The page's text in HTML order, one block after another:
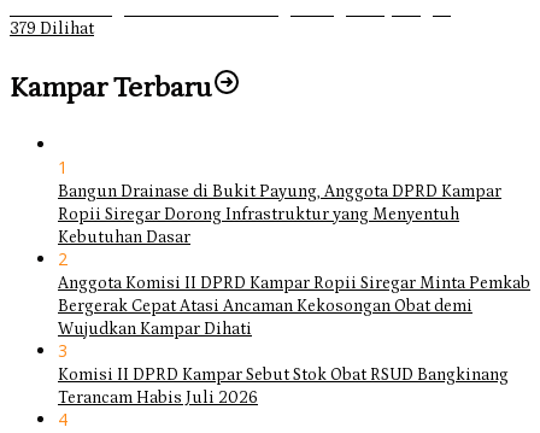
379 Dilihat
Kampar Terbaru
1
Bangun Drainase di Bukit Payung, Anggota DPRD Kampar
Ropii Siregar Dorong Infrastruktur yang Menyentuh
Kebutuhan Dasar
2
Anggota Komisi II DPRD Kampar Ropii Siregar Minta Pemkab
Bergerak Cepat Atasi Ancaman Kekosongan Obat demi
Wujudkan Kampar Dihati
3
Komisi II DPRD Kampar Sebut Stok Obat RSUD Bangkinang
Terancam Habis Juli 2026
4